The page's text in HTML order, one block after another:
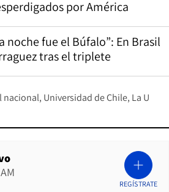
por América
noche fue el Búfalo”: En Brasil
tras el triplete
nacional Universidad de Chile La U
REGÍSTRATE